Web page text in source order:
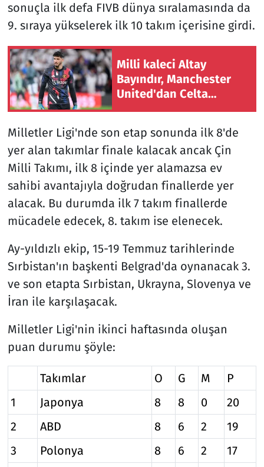
sonuçla ilk defa FIVB dünya sıralamasında da
9. sıraya yükselerek ilk 10 takım içerisine girdi.
Milli kaleci Altay
Bayındır, Manchester
United'dan Celta
Milletler Ligi'nde son etap sonunda ilk 8'de
yer alan takımlar finale kalacak ancak Çin
Milli Takımı, ilk 8 içinde yer alamazsa ev
sahibi avantajıyla doğrudan finallerde yer
alacak. Bu durumda ilk 7 takım finallerde
mücadele edecek, 8. takım ise elenecek.
Ay-yıldızlı ekip, 15-19 Temmuz tarihlerinde
Sırbistan'ın başkenti Belgrad'da oynanacak 3.
ve son etapta Sırbistan, Ukrayna, Slovenya ve
İran ile karşılaşacak.
Milletler Ligi'nin ikinci haftasında oluşan
puan durumu şöyle:
Takımlar O G M
P
1
Japonya 8 8 0
20
2
ABD 8 6 2
19
3
Polonya 8 6 2
17